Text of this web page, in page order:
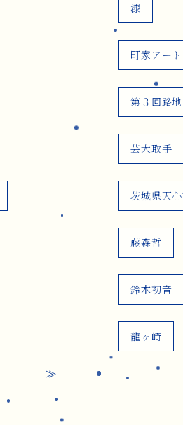
漆
町家アー
第３回路
芸大取手
茨城県天
藤森哲
鈴木初音
龍ヶ崎